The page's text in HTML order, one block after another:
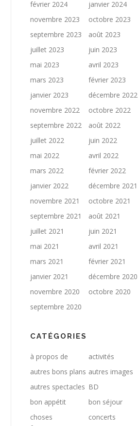
février 2024
janvier 2024
novembre 2023
octobre 2023
septembre 2023
août 2023
juillet 2023
juin 2023
mai 2023
avril 2023
mars 2023
février 2023
janvier 2023
décembre 2022
novembre 2022
octobre 2022
septembre 2022
août 2022
juillet 2022
juin 2022
mai 2022
avril 2022
mars 2022
février 2022
janvier 2022
décembre 2021
novembre 2021
octobre 2021
septembre 2021
août 2021
juillet 2021
juin 2021
mai 2021
avril 2021
mars 2021
février 2021
janvier 2021
décembre 2020
novembre 2020
octobre 2020
septembre 2020
CATÉGORIES
à propos de
activités
autres bons plans autres images
autres spectacles BD
bon appétit
bon séjour
choses
concerts